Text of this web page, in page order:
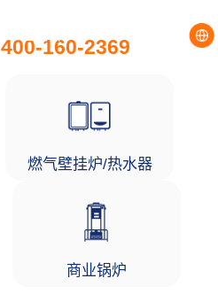
燃气壁挂炉/热水器
商业锅炉
400-160-2369